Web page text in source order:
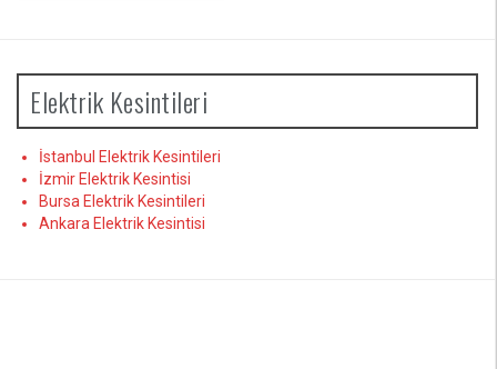
Elektrik Kesintileri
İstanbul Elektrik Kesintileri
İzmir Elektrik Kesintisi
Bursa Elektrik Kesintileri
Ankara Elektrik Kesintisi